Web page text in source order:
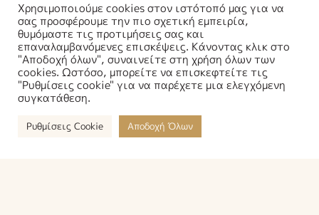
Διεύθυνση:Μυρρινούντος και Εικαδέας 1 / Τ.Κ. 19003
Μαρκόπουλος Μεσογαίας
Τηλέφωνο: 6937259298–
Email:info@ilioupetra.gr
Χρησιμοποιούμε cookies στον ιστότοπό μας για να
σας προσφέρουμε την πιο σχετική εμπειρία,
θυμόμαστε τις προτιμήσεις σας και
επαναλαμβανόμενες επισκέψεις. Κάνοντας κλικ στο
"Αποδοχή όλων", συναινείτε στη χρήση όλων των
cookies. Ωστόσο, μπορείτε να επισκεφτείτε τις
"Ρυθμίσεις cookie" για να παρέχετε μια ελεγχόμενη
συγκατάθεση.
Ρυθμίσεις Cookie Αποδοχή Όλων